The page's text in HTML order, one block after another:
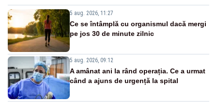
5 aug. 2026, 11:27
Ce se întâmplă cu organismul dacă mergi
pe jos 30 de minute zilnic
5 aug. 2026, 09:12
A amânat ani la rând operația. Ce a urmat
când a ajuns de urgență la spital